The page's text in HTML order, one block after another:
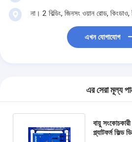
না। 2 বিল্ডিং, জিনসং ওয়ান রোড, কিংডাও,
এখন যোগাযোগ
এর সেরা মূল্য
বায়ু
প্ল্যাটফর্ম ফিল্ড